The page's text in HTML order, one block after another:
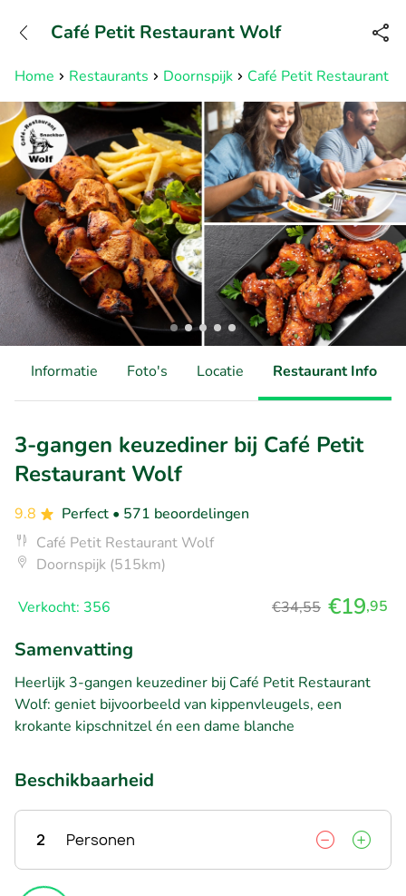
Bereikbaar tot 23:00 uur
Home Restaurants Doornspijk Café Petit Restaurant
Café Petit Restaurant Wolf
Informatie Foto's Locatie Restaurant Info
3-gangen keuzediner bij Café Petit
Restaurant Wolf
9.8 Perfect • 571 beoordelingen
Café Petit Restaurant Wolf
Doornspijk (515km)
Verkocht: 356 €34,55 €19,95
Samenvatting
Heerlijk 3-gangen keuzediner bij Café Petit Restaurant
Wolf: geniet bijvoorbeeld van kippenvleugels, een
krokante kipschnitzel én een dame blanche
Beschikbaarheid
2 Personen